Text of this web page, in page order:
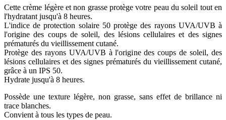
Cette crème légère et non grasse protège votre peau du soleil tout en
l'hydratant jusqu'à 8 heures.
L'indice de protection solaire 50 protège des rayons UVA/UVB à
l'origine des coups de soleil, des lésions cellulaires et des signes
prématurés du vieillissement cutané.
Protège des rayons UVA/UVB à l'origine des coups de soleil, des
lésions cellulaires et des signes prématurés du vieillissement cutané,
grâce à un IPS 50.
Hydrate jusqu'à 8 heures.
Possède une texture légère, non grasse, sans effet de brillance ni
trace blanches.
Convient à tous les types de peau.